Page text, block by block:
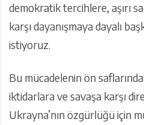
demokratik tercihlere, aşırı
karşı dayanışmaya dayalı
istiyoruz.
Bu mücadelenin ön saflarında
iktidarlara ve savaşa karşı
Ukrayna’nın özgürlüğü için